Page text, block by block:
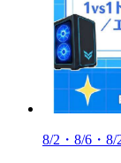
8/2・8/6・8/